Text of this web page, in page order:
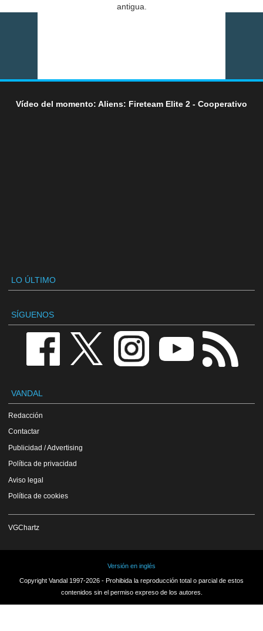
antigua.
Vídeo del momento: Aliens: Fireteam Elite 2 - Cooperativo
LO ÚLTIMO
SÍGUENOS
VANDAL
Redacción
Contactar
Publicidad / Advertising
Política de privacidad
Aviso legal
Política de cookies
VGChartz
Versión en inglés
Copyright Vandal 1997-2026 - Prohibida la reproducción total o parcial de estos
contenidos sin el permiso expreso de los autores.